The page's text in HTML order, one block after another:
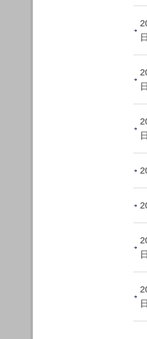
日
日
日
日
日